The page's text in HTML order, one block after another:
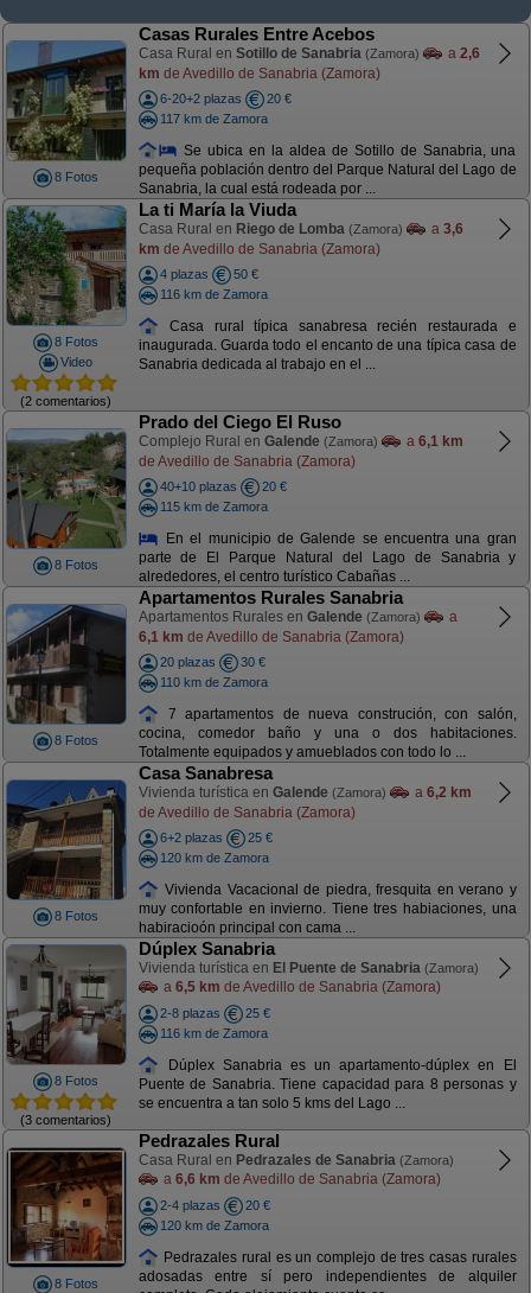
8 Fotos
Casas Rurales Entre Acebos
Casa Rural en Sotillo de Sanabria (Zamora) a 2,6
km de Avedillo de Sanabria (Zamora)
6-20+2 plazas
20 €
117 km de Zamora
Se ubica en la aldea de Sotillo de Sanabria, una
pequeña población dentro del Parque Natural del Lago de
Sanabria, la cual está rodeada por ...
8 Fotos
Video
(2 comentarios)
La ti María la Viuda
Casa Rural en Riego de Lomba (Zamora) a 3,6
km de Avedillo de Sanabria (Zamora)
4 plazas
50 €
116 km de Zamora
Casa rural típica sanabresa recién restaurada e
inaugurada. Guarda todo el encanto de una típica casa de
Sanabria dedicada al trabajo en el ...
8 Fotos
Prado del Ciego El Ruso
Complejo Rural en Galende (Zamora) a 6,1 km
de Avedillo de Sanabria (Zamora)
40+10 plazas
20 €
115 km de Zamora
En el municipio de Galende se encuentra una gran
parte de El Parque Natural del Lago de Sanabria y
alrededores, el centro turístico Cabañas ...
8 Fotos
Apartamentos Rurales Sanabria
Apartamentos Rurales en Galende (Zamora)
a
6,1 km de Avedillo de Sanabria (Zamora)
20 plazas
30 €
110 km de Zamora
7 apartamentos de nueva construción, con salón,
cocina, comedor baño y una o dos habitaciones.
Totalmente equipados y amueblados con todo lo ...
8 Fotos
Casa Sanabresa
Vivienda turística en Galende (Zamora) a 6,2 km
de Avedillo de Sanabria (Zamora)
6+2 plazas
25 €
120 km de Zamora
Vivienda Vacacional de piedra, fresquita en verano y
muy confortable en invierno. Tiene tres habiaciones, una
habiracioón principal con cama ...
8 Fotos
(3 comentarios)
Dúplex Sanabria
Vivienda turística en El Puente de Sanabria (Zamora)
a 6,5 km de Avedillo de Sanabria (Zamora)
2-8 plazas
25 €
116 km de Zamora
Dúplex Sanabria es un apartamento-dúplex en El
Puente de Sanabria. Tiene capacidad para 8 personas y
se encuentra a tan solo 5 kms del Lago ...
8 Fotos
Pedrazales Rural
Casa Rural en Pedrazales de Sanabria (Zamora)
a 6,6 km de Avedillo de Sanabria (Zamora)
2-4 plazas
20 €
120 km de Zamora
Pedrazales rural es un complejo de tres casas rurales
adosadas entre sí pero independientes de alquiler